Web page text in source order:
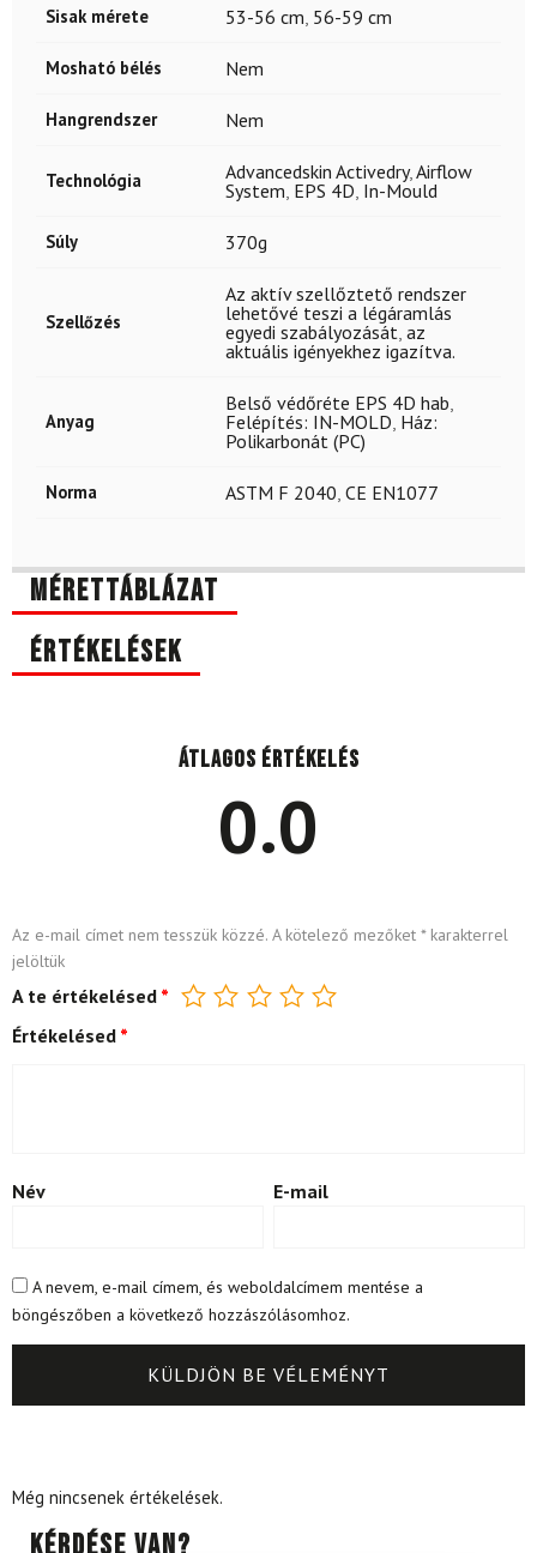
Sisak mérete 53-56 cm, 56-59 cm
Mosható bélés Nem
Hangrendszer Nem
Technológia Advancedskin Activedry,Airflow
System, EPS 4D, In-Mould
Súly 370g
Szellőzés
Az aktív szellőztető rendszer
lehetővé teszi a légáramlás
egyedi szabályozását, az
aktuális igényekhez igazítva.
Anyag
Belső védőréte EPS 4D hab,
Felépítés: IN-MOLD, Ház:
Polikarbonát (PC)
Norma ASTM F 2040, CE EN1077
Mérettáblázat
Értékelések
Átlagos értékelés
0.0
Az e-mail címet nem tesszük közzé. A kötelező mezőket *karakterrel
jelöltük
A te értékelésed *
Értékelésed *
Név E-mail
A nevem, e-mail címem, és weboldalcímem mentése a
böngészőben a következő hozzászólásomhoz.
Még nincsenek értékelések.